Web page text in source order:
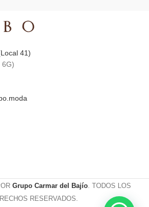
41)
6G)
Grupo Carmar del Bajío. TODOS LOS
RESERVADOS.